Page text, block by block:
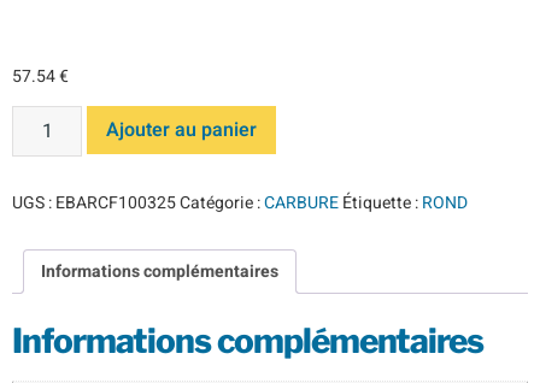
57.54€
Ajouter au panier
UGS :EBARCF100325Catégorie :CARBUREÉtiquette :ROND
Informations complémentaires
Informations complémentaires